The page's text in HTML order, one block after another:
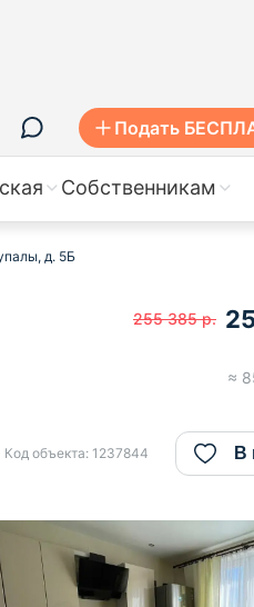
Подать
Собственникам
д. 5Б
255 385 р.
≈
Код объекта: 1237844 В